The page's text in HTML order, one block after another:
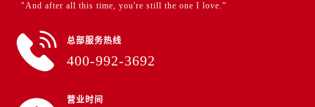
"And after all this time, you're still the one I love.”
总部服务热线
400-992-3692
营业时间